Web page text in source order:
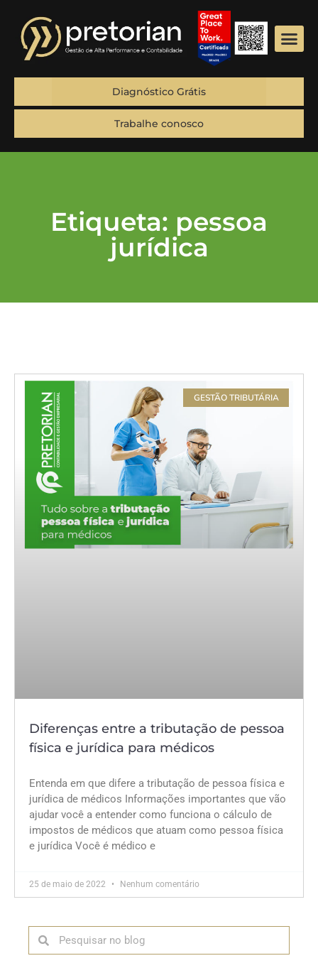
Diagnóstico Grátis
Trabalhe conosco
Etiqueta: pessoa
jurídica
GESTÃO TRIBUTÁRIA
Diferenças entre a tributação de pessoa
física e jurídica para médicos
Entenda em que difere a tributação de pessoa física e
jurídica de médicos Informações importantes que vão
ajudar você a entender como funciona o cálculo de
impostos de médicos que atuam como pessoa física
e jurídica Você é médico e
25 de maio de 2022 Nenhum comentário